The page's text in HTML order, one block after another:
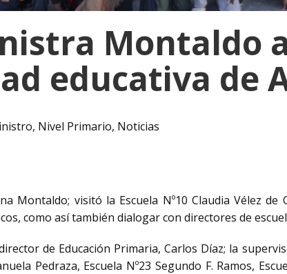
Montaldo
educativa de
, Nivel Primario, Noticias
Montaldo; visitó la Escuela Nº10 Claudia Vélez
como así también dialogar con directores de
de Educación Primaria, Carlos Díaz; la
Pedraza, Escuela Nº23 Segundo F. Ramos,